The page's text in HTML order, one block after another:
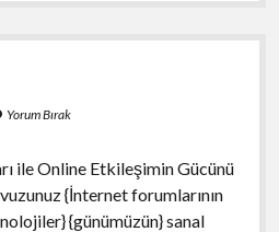
Yorum Bırak
ile Online Etkileşimin Gücünü
{İnternet forumlarının
{günümüzün} sanal